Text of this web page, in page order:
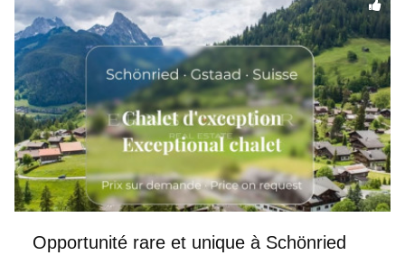
Opportunité rare et unique à Schönried